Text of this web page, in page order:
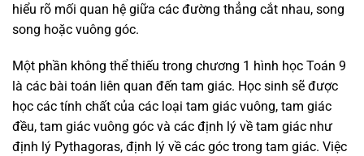
hiểu rõ mối quan hệ giữa các đường thẳng cắt nhau, song
song hoặc vuông góc.
Một phần không thể thiếu trong chương 1 hình học Toán 9
là các bài toán liên quan đến tam giác. Học sinh sẽ được
học các tính chất của các loại tam giác vuông, tam giác
đều, tam giác vuông góc và các định lý về tam giác như
định lý Pythagoras, định lý về các góc trong tam giác. Việc